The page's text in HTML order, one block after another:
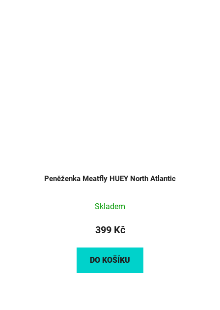
Peněženka Meatfly HUEY North Atlantic
Skladem
399 Kč
DO KOŠÍKU